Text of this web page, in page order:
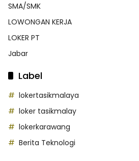
SMA/SMK
LOWONGAN KERJA
LOKER PT
Jabar
Label
lokertasikmalaya
loker tasikmalay
lokerkarawang
Berita Teknologi